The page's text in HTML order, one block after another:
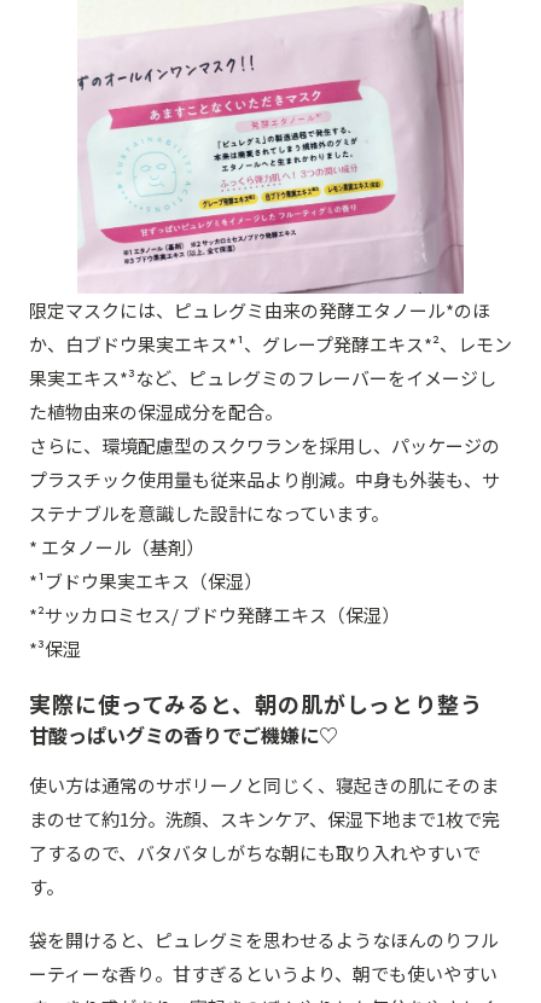
限定マスクには、ピュレグミ由来の発酵エタノール*のほ
か、白ブドウ果実エキス*¹、グレープ発酵エキス*²、レモン
果実エキス*³など、ピュレグミのフレーバーをイメージし
た植物由来の保湿成分を配合。
さらに、環境配慮型のスクワランを採用し、パッケージの
プラスチック使用量も従来品より削減。中身も外装も、サ
ステナブルを意識した設計になっています。
* エタノール（基剤）
*¹ブドウ果実エキス（保湿）
*²サッカロミセス/ ブドウ発酵エキス（保湿）
*³保湿
実際に使ってみると、朝の肌がしっとり整う
甘酸っぱいグミの香りでご機嫌に♡
使い方は通常のサボリーノと同じく、寝起きの肌にそのま
まのせて約1分。洗顔、スキンケア、保湿下地まで1枚で完
了するので、バタバタしがちな朝にも取り入れやすいで
す。
袋を開けると、ピュレグミを思わせるようなほんのりフル
ーティーな香り。甘すぎるというより、朝でも使いやすい